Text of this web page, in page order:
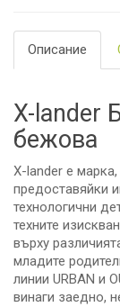
Описание
X-lander
бежова
X-lander е
предоставяйки
технологични
техните
върху
младите
линии URBAN и
винаги заедно,